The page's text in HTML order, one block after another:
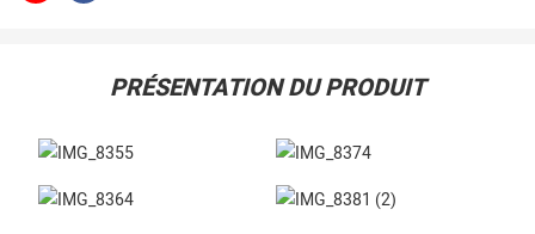
PRÉSENTATION DU PRODUIT